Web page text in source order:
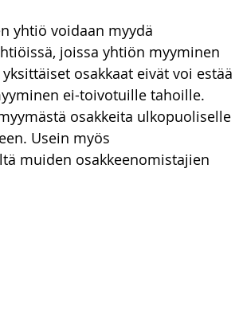
yhtiö voidaan myydä
joissa yhtiön myyminen
osakkaat eivät voi estää
ei-toivotuille tahoille.
osakkeita ulkopuoliselle
Usein myös
muiden osakkeenomistajien